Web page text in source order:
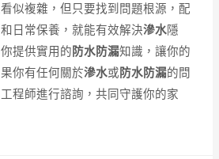
似複雜，但只要找到問題根源，配
日常保養，就能有效解決滲水隱
提供實用的防水防漏知識，讓你的
你有任何關於滲水或防水防漏的問
程師進行諮詢，共同守護你的家